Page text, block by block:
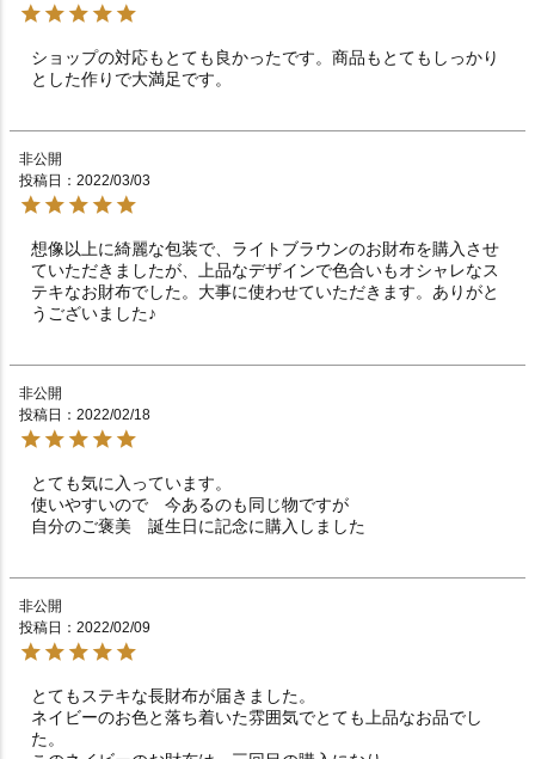
ショップの対応もとても良かったです。商品もとてもしっかり
とした作りで大満足です。
非公開
投稿日
2022/03/03
想像以上に綺麗な包装で、ライトブラウンのお財布を購入させ
ていただきましたが、上品なデザインで色合いもオシャレなス
テキなお財布でした。大事に使わせていただきます。ありがと
うございました♪
非公開
投稿日
2022/02/18
とても気に入っています。
使いやすいので　今あるのも同じ物ですが
自分のご褒美　誕生日に記念に購入しました
非公開
投稿日
2022/02/09
とてもステキな長財布が届きました。
ネイビーのお色と落ち着いた雰囲気でとても上品なお品でし
た。